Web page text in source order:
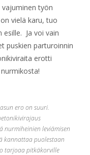
työn
vielä karu, tuo
esille. Ja voi vain
puskien parturoinnin
erotti
ero on suuri.
nurmiheinien leviämisen
kannattaa puolestaan
tarjoaa pitkäkorville